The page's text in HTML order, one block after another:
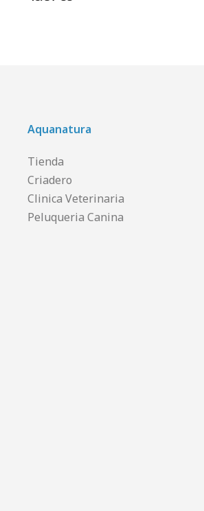
Aquanatura
Tienda
Criadero
Clinica Veterinaria
Peluqueria Canina